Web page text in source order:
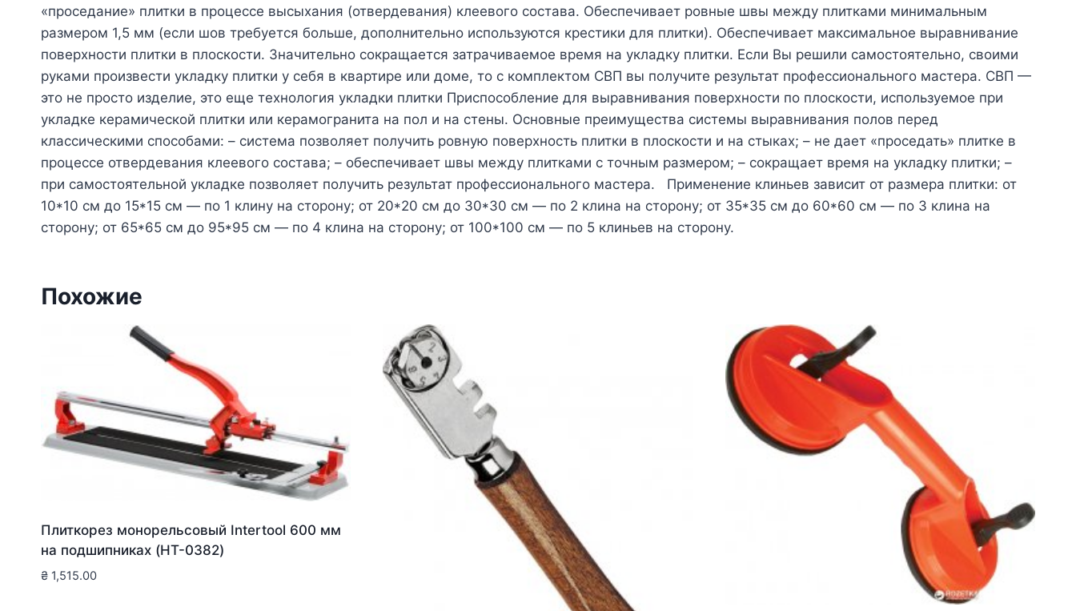
«проседание» плитки в процессе высыхания (отвердевания) клеевого состава. Обеспечивает ровные швы между плитками минимальным
размером 1,5 мм (если шов требуется больше, дополнительно используются крестики для плитки). Обеспечивает максимальное выравнивание
поверхности плитки в плоскости. Значительно сокращается затрачиваемое время на укладку плитки. Если Вы решили самостоятельно, своими
руками произвести укладку плитки у себя в квартире или доме, то с комплектом СВП вы получите результат профессионального мастера. СВП —
это не просто изделие, это еще технология укладки плитки Приспособление для выравнивания поверхности по плоскости, используемое при
укладке керамической плитки или керамогранита на пол и на стены. Основные преимущества системы выравнивания полов перед
классическими способами: – система позволяет получить ровную поверхность плитки в плоскости и на стыках; – не дает «проседать» плитке в
процессе отвердевания клеевого состава; – обеспечивает швы между плитками с точным размером; – сокращает время на укладку плитки; –
при самостоятельной укладке позволяет получить результат профессионального мастера. Применение клиньев зависит от размера плитки: от
10*10 см до 15*15 см — по 1 клину на сторону; от 20*20 см до 30*30 см — по 2 клина на сторону; от 35*35 см до 60*60 см — по 3 клина на
сторону; от 65*65 см до 95*95 см — по 4 клина на сторону; от 100*100 см — по 5 клиньев на сторону.
Похожие
Плиткорез монорельсовый Intertool 600 мм
на подшипниках (HT-0382)
₴ 1,515.00